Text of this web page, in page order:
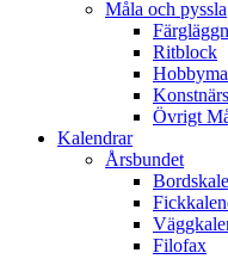
Måla och pyssla
Ritblock
Övrigt
Kalendrar
Årsbundet
Filofax